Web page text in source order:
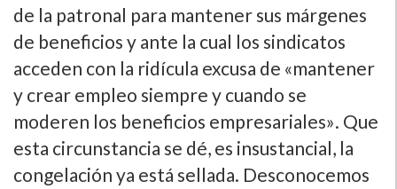
de la patronal para mantener sus márgenes
de beneficios y ante la cual los sindicatos
acceden con la ridí­cula excusa de «mantener
y crear empleo siempre y cuando se
moderen los beneficios empresariales». Que
esta circunstancia se dé, es insustancial, la
congelación ya está sellada. Desconocemos